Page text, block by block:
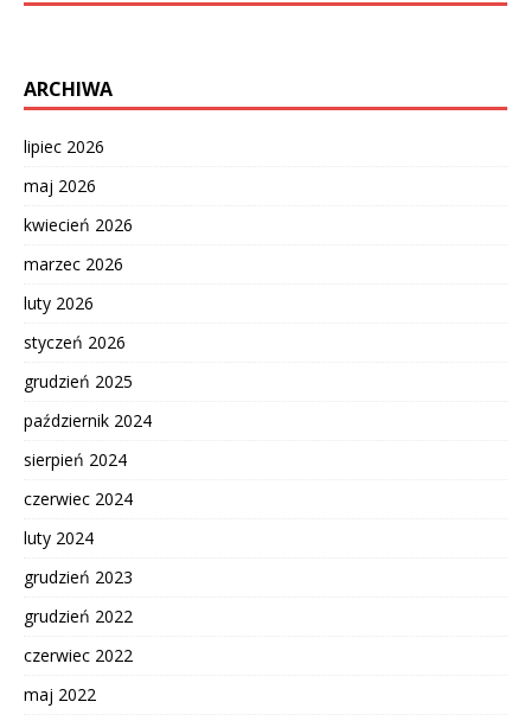
ARCHIWA
lipiec 2026
maj 2026
kwiecień 2026
marzec 2026
luty 2026
styczeń 2026
grudzień 2025
październik 2024
sierpień 2024
czerwiec 2024
luty 2024
grudzień 2023
grudzień 2022
czerwiec 2022
maj 2022